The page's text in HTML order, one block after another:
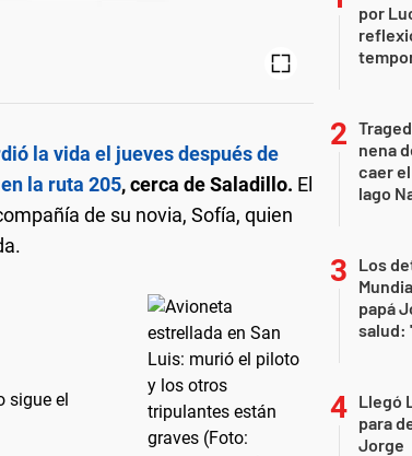
la vida el jueves después de
la ruta 205, cerca de Saladillo. El
de su novia, Sofía, quien
sigue el
por
nena
caer
lago
Los
papá
salud:
Llegó
para
Jorge